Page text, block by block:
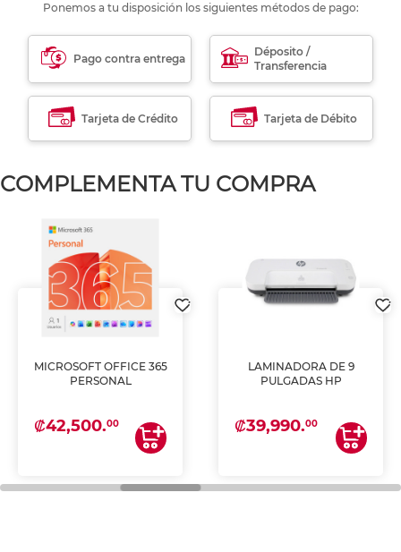
Ponemos a tu disposición los siguientes métodos de pago:
Pago contra entrega
Déposito /
Transferencia
Tarjeta de Crédito Tarjeta de Débito
COMPLEMENTA TU COMPRA
MICROSOFT OFFICE 365
PERSONAL
₡42,500.00
LAMINADORA DE 9
PULGADAS HP
₡39,990.00